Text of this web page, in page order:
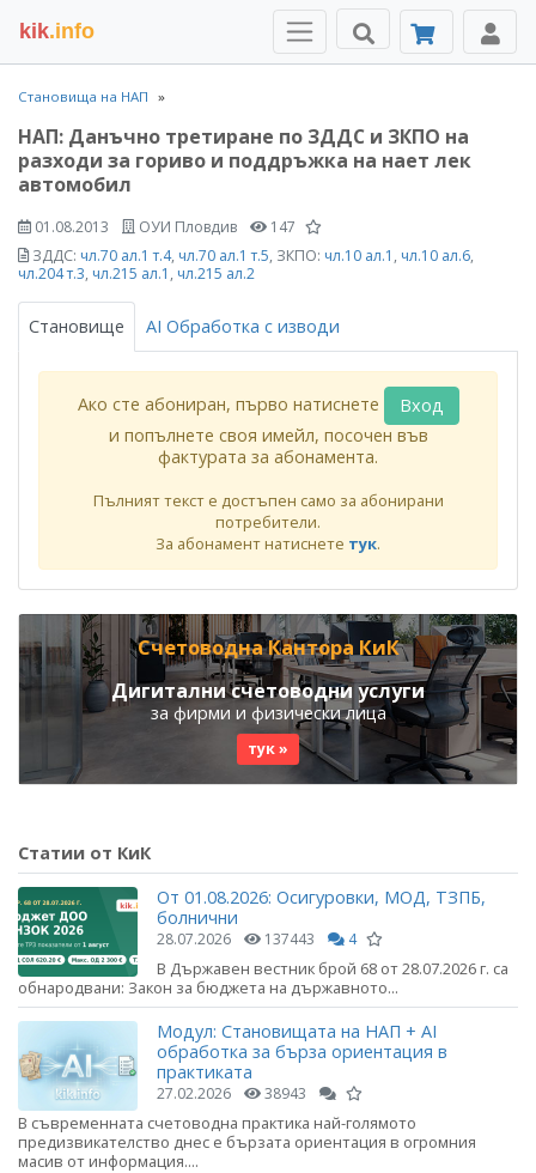
kik.info
Становища на НАП
НАП: Данъчно третиране по ЗДДС и ЗКПО на
разходи за гориво и поддръжка на нает лек
автомобил
01.08.2013 ОУИ Пловдив
147
ЗДДС: чл.70 ал.1 т.4, чл.70 ал.1 т.5, ЗКПО: чл.10 ал.1 , чл.10 ал.6,
чл.204 т.3, чл.215 ал.1 , чл.215 ал.2
Становище AI Обработка с изводи
Ако сте абониран, първо натиснете
Вход
и попълнете своя имейл, посочен във
фактурата за абонамента.
Пълният текст е достъпен само за абонирани
потребители.
За абонамент натиснете тук.
Счетоводна Кантора КиК
Дигитални счетоводни услуги
за фирми и физически лица
тук »
Статии от КиК
От 01.08.2026: Осигуровки, МОД, ТЗПБ,
болнични
28.07.2026 137443 4
В Държавен вестник брой 68 от 28.07.2026 г. са
обнародвани: Закон за бюджета на държавното...
Модул: Становищата на НАП + AI
обработка за бърза ориентация в
практиката
27.02.2026 38943
В съвременната счетоводна практика най-голямото
предизвикателство днес е бързата ориентация в огромния
масив от информация....